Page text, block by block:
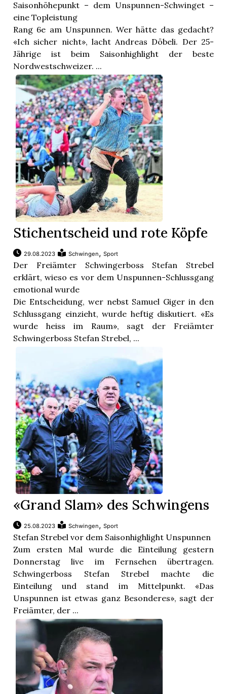
Saisonhöhepunkt – dem Unspunnen-Schwinget –
eine Topleistung
Rang 6e am Unspunnen. Wer hätte das gedacht?
«Ich sicher nicht», lacht Andreas Döbeli. Der 25-
Jährige ist beim Saisonhighlight der beste
Nordwestschweizer. ...
Stichentscheid und rote Köpfe
29.08.2023 Schwingen,Sport
Der Freiämter Schwingerboss Stefan Strebel
erklärt, wieso es vor dem Unspunnen-Schlussgang
emotional wurde
Die Entscheidung, wer nebst Samuel Giger in den
Schlussgang einzieht, wurde heftig diskutiert. «Es
wurde heiss im Raum», sagt der Freiämter
Schwingerboss Stefan Strebel, ...
«Grand Slam» des Schwingens
25.08.2023 Schwingen,Sport
Stefan Strebel vor dem Saisonhighlight Unspunnen
Zum ersten Mal wurde die Einteilung gestern
Donnerstag live im Fernsehen übertragen.
Schwingerboss Stefan Strebel machte die
Einteilung und stand im Mittelpunkt. «Das
Unspunnen ist etwas ganz Besonderes», sagt der
Freiämter, der ...